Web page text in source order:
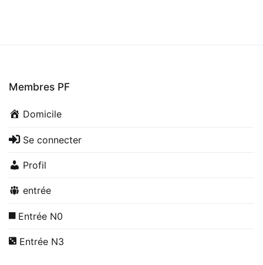
Membres PF
Domicile
Se connecter
Profil
entrée
Entrée N0
Entrée N3